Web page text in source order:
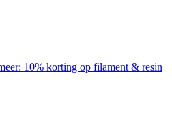
​​10% korting op filament & resin